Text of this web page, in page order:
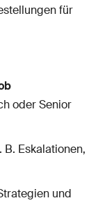
für
oder Senior
Eskalationen,
und